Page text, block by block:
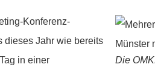
Die
Konferenz-
dieses Jahr wie bereits
in einer